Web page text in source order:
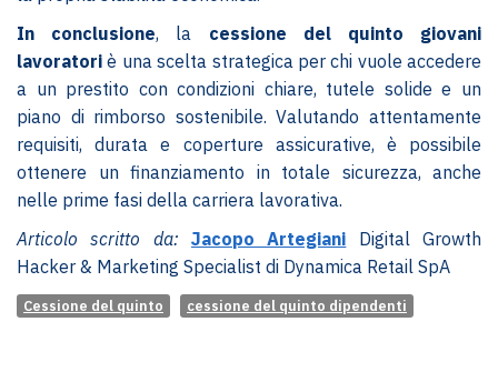
In conclusione, la cessione del quinto giovani
lavoratori è una scelta strategica per chi vuole accedere
a un prestito con condizioni chiare, tutele solide e un
piano di rimborso sostenibile. Valutando attentamente
requisiti, durata e coperture assicurative, è possibile
ottenere un finanziamento in totale sicurezza, anche
nelle prime fasi della carriera lavorativa.
Articolo scritto da:
Jacopo Artegiani Digital Growth
Hacker & Marketing Specialist di Dynamica Retail SpA
Cessione del quinto cessione del quinto dipendenti